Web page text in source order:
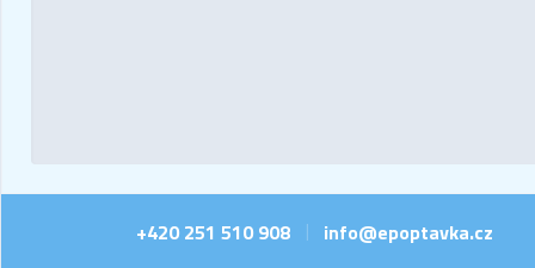
+420 251 510 908 | info@epoptavka.cz